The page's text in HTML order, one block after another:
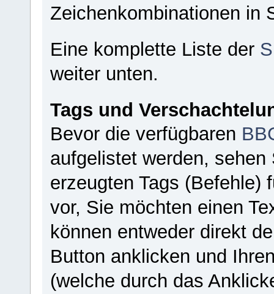
Zeichenkombinationen in
Eine komplette Liste der
weiter unten.
Tags und
Bevor die verfügbaren
aufgelistet werden,
erzeugten Tags (Befehle)
vor, Sie möchten einen
können entweder direkt
Button anklicken und
(welche durch das